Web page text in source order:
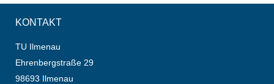
KONTAKT
TU Ilmenau
Ehrenbergstraße 29
98693 Ilmenau